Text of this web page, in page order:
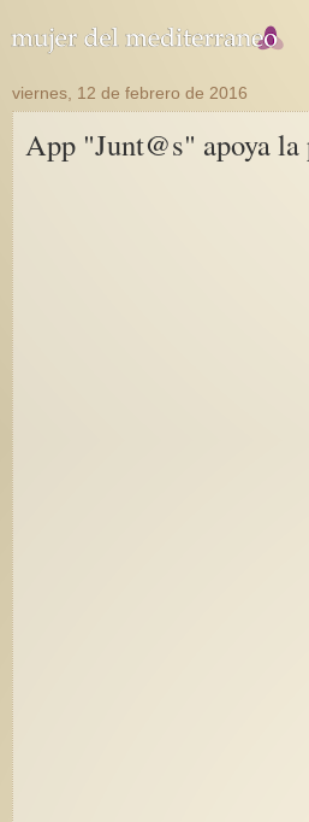
viernes, 12 de febrero de 2016
App "Junt@s" apoya la